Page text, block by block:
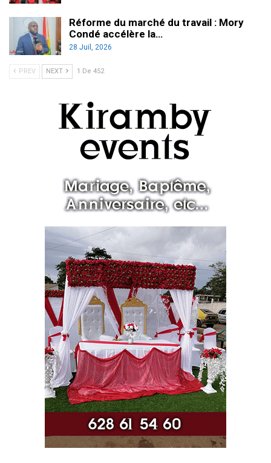
Réforme du marché du travail : Mory
Condé accélère la…
28 Juil, 2026
PREV NEXT 1 De 452